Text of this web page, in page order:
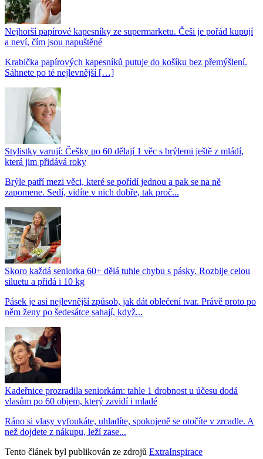
Nejhorší papírové kapesníky ze supermarketu. Češi je pořád kupují
a neví, čím jsou napuštěné
Krabička papírových kapesníků putuje do košíku bez přemýšlení.
Sáhnete po té nejlevnější […]
Stylistky varují: Češky po 60 dělají 1 věc s brýlemi ještě z mládí,
která jim přidává roky
Brýle patří mezi věci, které se pořídí jednou a pak se na ně
zapomene. Sedí, vidíte v nich dobře, tak proč...
Skoro každá seniorka 60+ dělá tuhle chybu s pásky. Rozbije celou
siluetu a přidá i 10 kg
Pásek je asi nejlevnější způsob, jak dát oblečení tvar. Právě proto po
něm ženy po šedesátce sahají, když...
Kadeřnice prozradila seniorkám: tahle 1 drobnost u účesu dodá
vlasům po 60 objem, který zavidí i mladé
Ráno si vlasy vyfoukáte, uhladíte, spokojeně se otočíte v zrcadle. A
než dojdete z nákupu, leží zase...
Tento článek byl publikován ze zdrojů ExtraInspirace